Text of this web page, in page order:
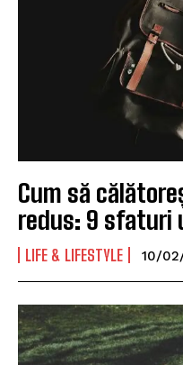
Cum să
redus: 9 sfaturi
LIFE & LIFESTYLE 10/